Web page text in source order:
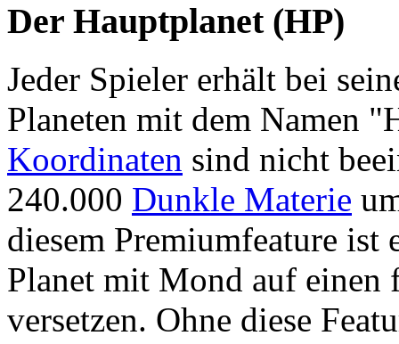
Der Hauptplanet (HP)
Jeder Spieler erhält bei
Planeten mit dem Namen
Koordinaten sind nicht
240.000 Dunkle Materie
diesem Premiumfeature ist
Planet mit Mond auf einen
versetzen. Ohne diese